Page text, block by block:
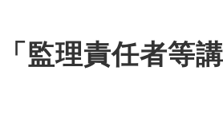
監理責任者等